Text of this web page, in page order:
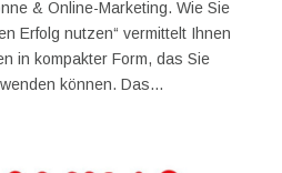
& Online-Marketing. Wie Sie
Erfolg nutzen“ vermittelt Ihnen
in kompakter Form, das Sie
können. Das...